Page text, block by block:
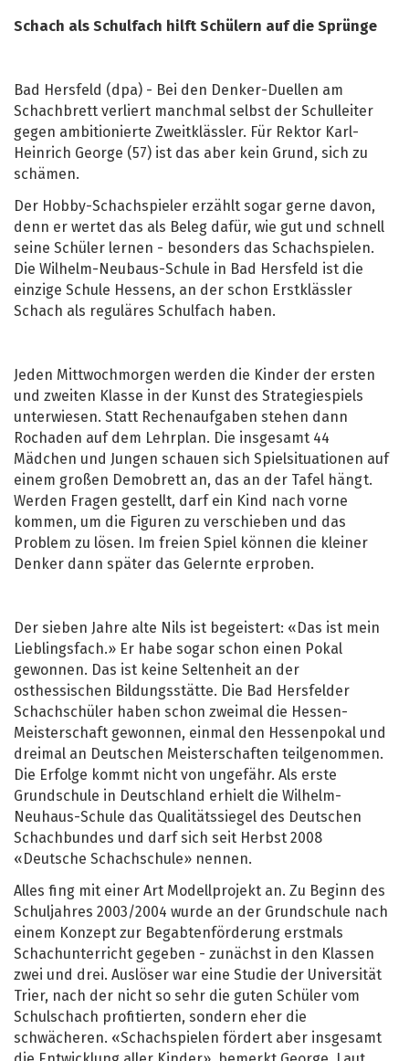
Schach als Schulfach hilft Schülern auf die Sprünge
Bad Hersfeld (dpa) - Bei den Denker-Duellen am
Schachbrett verliert manchmal selbst der Schulleiter
gegen ambitionierte Zweitklässler. Für Rektor Karl-
Heinrich George (57) ist das aber kein Grund, sich zu
schämen.
Der Hobby-Schachspieler erzählt sogar gerne davon,
denn er wertet das als Beleg dafür, wie gut und schnell
seine Schüler lernen - besonders das Schachspielen.
Die Wilhelm-Neubaus-Schule in Bad Hersfeld ist die
einzige Schule Hessens, an der schon Erstklässler
Schach als reguläres Schulfach haben.
Jeden Mittwochmorgen werden die Kinder der ersten
und zweiten Klasse in der Kunst des Strategiespiels
unterwiesen. Statt Rechenaufgaben stehen dann
Rochaden auf dem Lehrplan. Die insgesamt 44
Mädchen und Jungen schauen sich Spielsituationen auf
einem großen Demobrett an, das an der Tafel hängt.
Werden Fragen gestellt, darf ein Kind nach vorne
kommen, um die Figuren zu verschieben und das
Problem zu lösen. Im freien Spiel können die kleiner
Denker dann später das Gelernte erproben.
Der sieben Jahre alte Nils ist begeistert: «Das ist mein
Lieblingsfach.» Er habe sogar schon einen Pokal
gewonnen. Das ist keine Seltenheit an der
osthessischen Bildungsstätte. Die Bad Hersfelder
Schachschüler haben schon zweimal die Hessen-
Meisterschaft gewonnen, einmal den Hessenpokal und
dreimal an Deutschen Meisterschaften teilgenommen.
Die Erfolge kommt nicht von ungefähr. Als erste
Grundschule in Deutschland erhielt die Wilhelm-
Neuhaus-Schule das Qualitätssiegel des Deutschen
Schachbundes und darf sich seit Herbst 2008
«Deutsche Schachschule» nennen.
Alles fing mit einer Art Modellprojekt an. Zu Beginn des
Schuljahres 2003/2004 wurde an der Grundschule nach
einem Konzept zur Begabtenförderung erstmals
Schachunterricht gegeben - zunächst in den Klassen
zwei und drei. Auslöser war eine Studie der Universität
Trier, nach der nicht so sehr die guten Schüler vom
Schulschach profitierten, sondern eher die
schwächeren. «Schachspielen fördert aber insgesamt